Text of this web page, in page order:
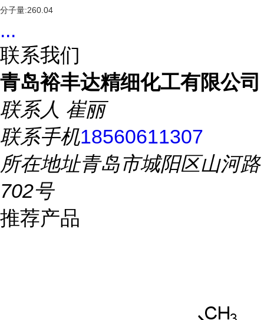
分子量:260.04
...
联系我们
青岛裕丰达精细化工有限公司
联系人 崔丽
联系手机18560611307
所在地址青岛市城阳区山河路
702号
推荐产品